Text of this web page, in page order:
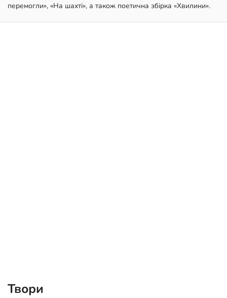
перемогли», «На шахті», а також поетична збірка «Хвилини».
Твори